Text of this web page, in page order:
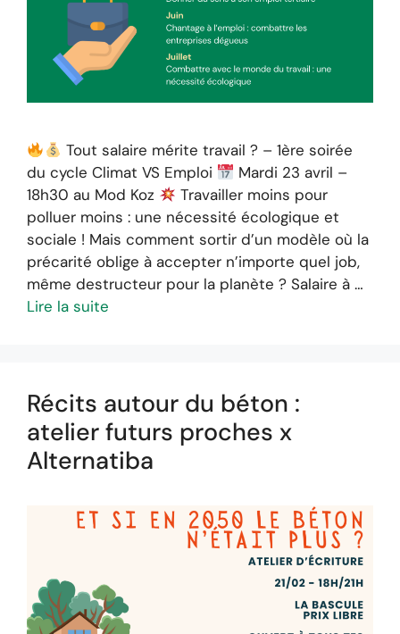
Tout salaire mérite travail ? – 1ère soirée
du cycle Climat VS Emploi
Mardi 23 avril –
18h30 au Mod Koz
Travailler moins pour
polluer moins : une nécessité écologique et
sociale ! Mais comment sortir d’un modèle où la
précarité oblige à accepter n’importe quel job,
même destructeur pour la planète ? Salaire à …
Lire la suite
Récits autour du béton :
atelier futurs proches x
Alternatiba